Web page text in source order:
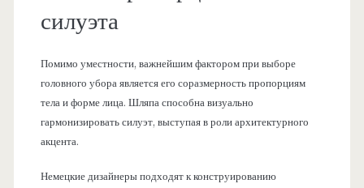
силуэта
Помимо уместности, важнейшим фактором при выборе
головного убора является его соразмерность пропорциям
тела и форме лица. Шляпа способна визуально
гармонизировать силуэт, выступая в роли архитектурного
акцента.
Немецкие дизайнеры подходят к конструированию